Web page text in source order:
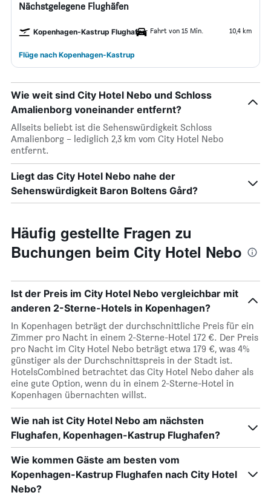
Nächstgelegene Flughäfen
Kopenhagen-Kastrup Flughafen Fahrt von 15 Min. 10,4 km
Flüge nach Kopenhagen-Kastrup
Wie weit sind City Hotel Nebo und Schloss
Amalienborg voneinander entfernt?
Allseits beliebt ist die Sehenswürdigkeit Schloss
Amalienborg – lediglich 2,3 km vom City Hotel Nebo
entfernt.
Liegt das City Hotel Nebo nahe der
Sehenswürdigkeit Baron Boltens Gård?
Häufig gestellte Fragen zu
Buchungen beim City Hotel Nebo
Ist der Preis im City Hotel Nebo vergleichbar mit
anderen 2-Sterne-Hotels in Kopenhagen?
In Kopenhagen beträgt der durchschnittliche Preis für ein
Zimmer pro Nacht in einem 2-Sterne-Hotel 172 €. Der Preis
pro Nacht im City Hotel Nebo beträgt etwa 179 €, was 4%
günstiger als der Durchschnittspreis in der Stadt ist.
HotelsCombined betrachtet das City Hotel Nebo daher als
eine gute Option, wenn du in einem 2-Sterne-Hotel in
Kopenhagen übernachten willst.
Wie nah ist City Hotel Nebo am nächsten
Flughafen, Kopenhagen-Kastrup Flughafen?
Wie kommen Gäste am besten vom
Kopenhagen-Kastrup Flughafen nach City Hotel
Nebo?